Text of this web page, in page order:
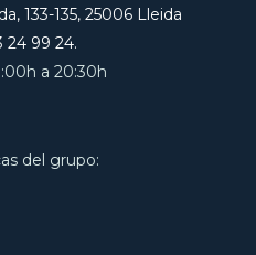
133-135, 25006 Lleida
24 99 24.
a 20:30h
del grupo: